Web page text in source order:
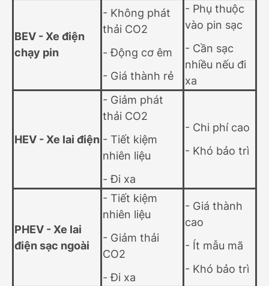
BEV - Xe điện
chạy pin
- Không phát
thải CO2
- Động cơ êm
- Giá thành rẻ
- Phụ thuộc
vào pin sạc
- Cần sạc
nhiều nếu đi
xa
HEV - Xe lai điện
- Giảm phát
thải CO2
- Tiết kiệm
nhiên liệu
- Đi xa
- Chi phí cao
- Khó bảo trì
PHEV - Xe lai
điện sạc ngoài
- Tiết kiệm
nhiên liệu
- Giảm thải
CO2
- Đi xa
- Giá thành
cao
- Ít mẫu mã
- Khó bảo trì